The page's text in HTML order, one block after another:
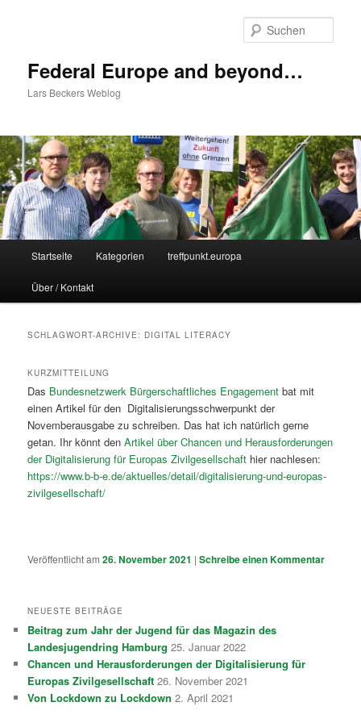
Federal Europe and beyond…
Lars Beckers Weblog
Startseite Kategorien treffpunkt.europa
Über / Kontakt
SCHLAGWORT-ARCHIVE: DIGITAL LITERACY
KURZMITTEILUNG
Das Bundesnetzwerk Bürgerschaftliches Engagement bat mit
einen Artikel für den Digitalisierungsschwerpunkt der
Novemberausgabe zu schreiben. Das hat ich natürlich gerne
getan. Ihr könnt denArtikel über Chancen und Herausforderungen
der Digitalisierung für Europas Zivilgesellschaft hier nachlesen:
https://www.b-b-e.de/aktuelles/detail/digitalisierung-und-europas-
zivilgesellschaft/
Veröffentlicht am26. November 2021 |Schreibe einen Kommentar
NEUESTE BEITRÄGE
Beitrag zum Jahr der Jugend für das Magazin des
Landesjugendring Hamburg 25. Januar 2022
Chancen und Herausforderungen der Digitalisierung für
Europas Zivilgesellschaft 26. November 2021
Von Lockdown zu Lockdown 2. April 2021